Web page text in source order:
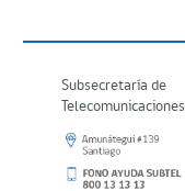
Subsecretaría de
Telecomunicaciones